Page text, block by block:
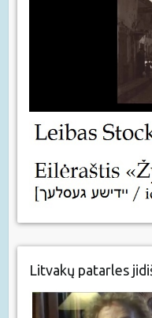
Litvakų patarles